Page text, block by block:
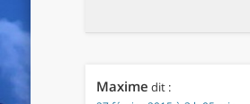
Maxime dit :